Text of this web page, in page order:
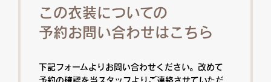
この衣装についての
予約お問い合わせはこちら
下記フォームよりお問い合わせください。改めて